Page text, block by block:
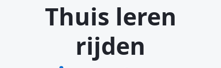
Thuis leren
rijden